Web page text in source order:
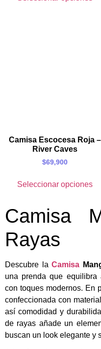
Camisa Escocesa Roja –
River Caves
$69,900
Seleccionar opciones
Camisa
Rayas
Descubre laCamisa
una prenda que
con toques modernos. En
confeccionada con
así comodidad y
de rayas añade un
buscan un look elegante y